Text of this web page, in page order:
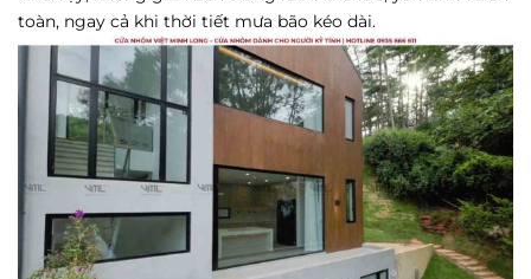
toàn, ngay cả khi thời tiết mưa bão kéo dài.